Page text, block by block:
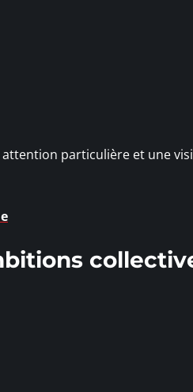
particulière et une